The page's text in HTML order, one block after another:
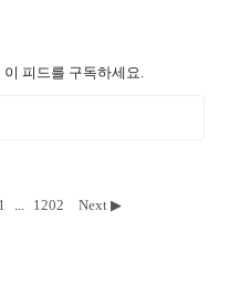
피드를 구독하세요.
... 1202 Next ▶